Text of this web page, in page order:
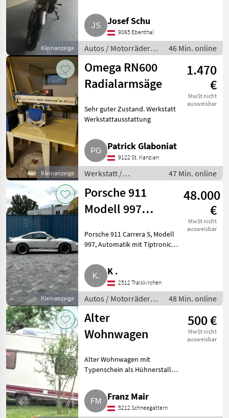
Kleinanzeige
meine Honda CB500X wegen
Umstieg auf A-Führerschein.
Maschine besitzt ein voll
Josef Schu
9065 Ebenthal
Autos / Motorräder /
Limousine
46 Min. online
Kleinanzeige
Omega RN600
Radialarmsäge
1.470
€
MwSt nicht
ausweisbar
Sehr guter Zustand. Werkstatt
Werkstattausstattung
Patrick Glaboniat
9122 St. Kanzian
Werkstatt /
Werkstattausstattung
47 Min. online
Kleinanzeige
Porsche 911
Modell 997
48.000
€
MwSt nicht
ausweisbar
Porsche 911 Carrera S, Modell
997, Automatik mit Tiptronic
hinterlegt. Auto schläft in
Garage mit Fußbodenheizung.
Guter, dem Alter und
K .
2512 Traiskirchen
Autos / Motorräder /
Motorräder
48 Min. online
Alter
Wohnwagen
500 €
MwSt nicht
ausweisbar
Alter Wohnwagen mit
Typenschein als Hühnerstall
Geflügel Zubehör
Geflügelhaltung
Franz Mair
5212 Schneegattern